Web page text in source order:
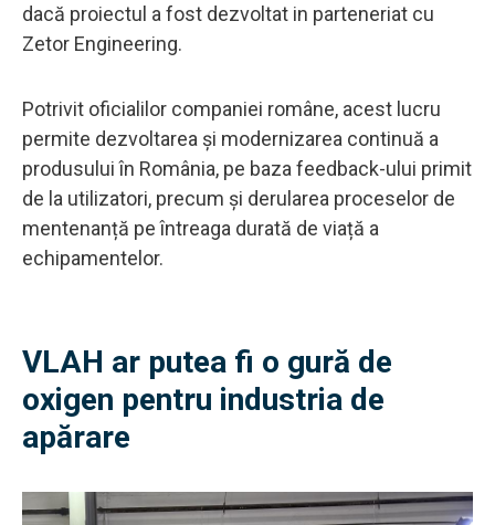
dacă proiectul a fost dezvoltat in parteneriat cu
Zetor Engineering.
Potrivit oficialilor companiei române, acest lucru
permite dezvoltarea și modernizarea continuă a
produsului în România, pe baza feedback-ului primit
de la utilizatori, precum și derularea proceselor de
mentenanță pe întreaga durată de viață a
echipamentelor.
VLAH ar putea fi o gură de
oxigen pentru industria de
apărare